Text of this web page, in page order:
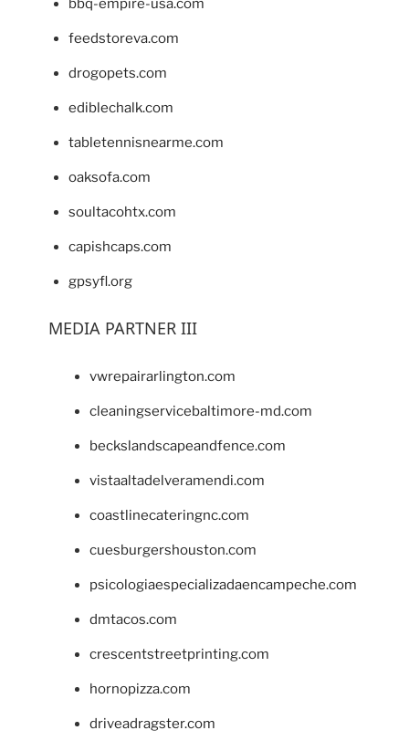
bbq-empire-usa.com
feedstoreva.com
drogopets.com
ediblechalk.com
tabletennisnearme.com
oaksofa.com
soultacohtx.com
capishcaps.com
gpsyfl.org
MEDIA PARTNER III
vwrepairarlington.com
cleaningservicebaltimore-md.com
beckslandscapeandfence.com
vistaaltadelveramendi.com
coastlinecateringnc.com
cuesburgershouston.com
psicologiaespecializadaencampeche.com
dmtacos.com
crescentstreetprinting.com
hornopizza.com
driveadragster.com